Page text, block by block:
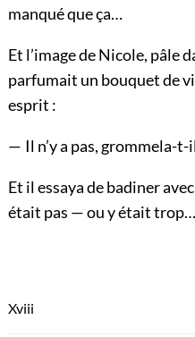
manqué que ça…
Et l’image de Nicole, pâle
parfumait un bouquet de
esprit :
— Il n’y a pas, grommela-t-
Et il essaya de badiner
était pas — ou y était trop…
Xviii